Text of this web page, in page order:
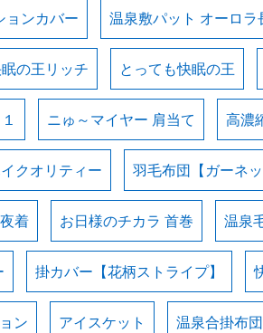
ョンカバー 温泉敷パット オーロラ
の王リッチ とっても快眠の王
ニゅ～マイヤー 肩当て 高濃
クオリティー 羽毛布団【ガーネッ
着 お日様のチカラ 首巻 温泉
掛カバー【花柄ストライプ】
ン アイスケット 温泉合掛布団